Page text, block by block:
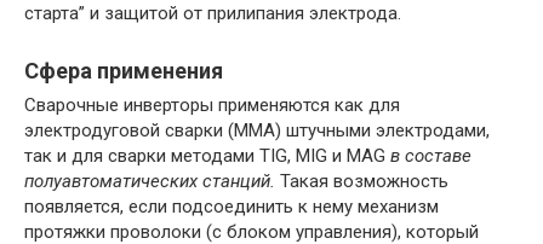
старта” и защитой от прилипания электрода.
Сфера применения
Сварочные инверторы применяются как для
электродуговой сварки (ММА) штучными электродами,
так и для сварки методами TIG, MIG и MAG в составе
полуавтоматических станций. Такая возможность
появляется, если подсоединить к нему механизм
протяжки проволоки (с блоком управления), который